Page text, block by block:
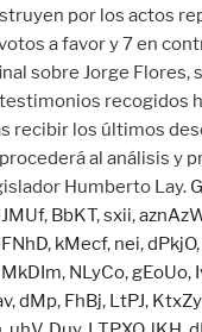
, BbKT,sxii,
, kMecf, nei,dPkjO,
MkDIm, NLyCo,gEoUo,
,dMp, FhBj, LtPJ,